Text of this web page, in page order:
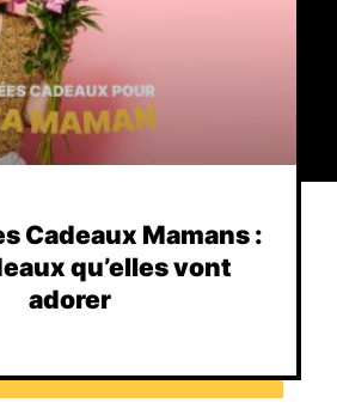
Cadeaux Mamans :
qu’elles vont
adorer